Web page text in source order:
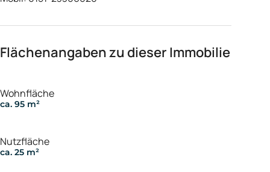
Flächenangaben zu dieser Immobilie
Wohnfläche
ca. 95 m²
Nutzfläche
ca. 25 m²